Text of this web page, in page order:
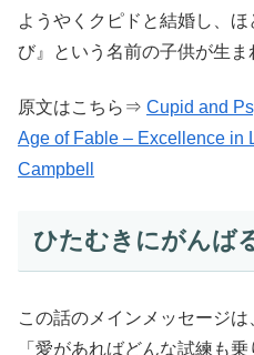
ようやくクピドと結婚し、
び』という名前の子供が生ま
原文はこちら⇒ Cupid and
Age of Fable – Excellence in
Campbell
ひたむきにがんば
この話のメインメッセージは
「愛があればどんな試練も